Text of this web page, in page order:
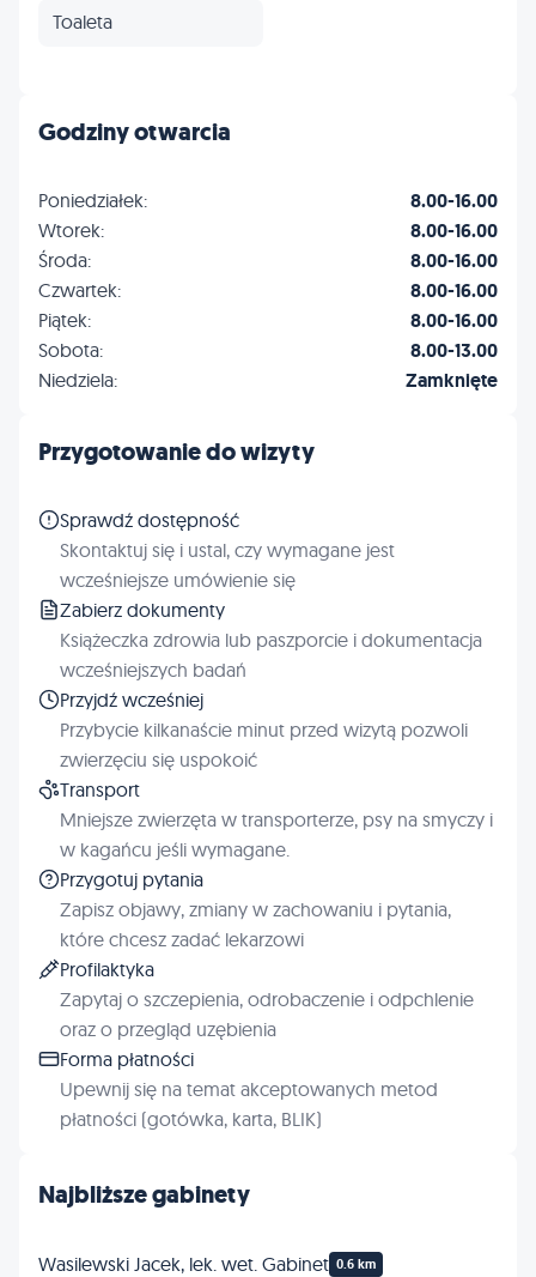
Toaleta
Najbliższe gabinety
Wasilewski Jacek, lek. wet. Gabinet 0.6 km
Godziny otwarcia
Poniedziałek: 8.00-16.00
Wtorek: 8.00-16.00
Środa: 8.00-16.00
Czwartek: 8.00-16.00
Piątek: 8.00-16.00
Sobota: 8.00-13.00
Niedziela: Zamknięte
Przygotowanie do wizyty
Sprawdź dostępność
Skontaktuj się i ustal, czy wymagane jest
wcześniejsze umówienie się
Zabierz dokumenty
Książeczka zdrowia lub paszporcie i dokumentacja
wcześniejszych badań
Przyjdź wcześniej
Przybycie kilkanaście minut przed wizytą pozwoli
zwierzęciu się uspokoić
Transport
Mniejsze zwierzęta w transporterze, psy na smyczy i
w kagańcu jeśli wymagane.
Przygotuj pytania
Zapisz objawy, zmiany w zachowaniu i pytania,
które chcesz zadać lekarzowi
Profilaktyka
Zapytaj o szczepienia, odrobaczenie i odpchlenie
oraz o przegląd uzębienia
Forma płatności
Upewnij się na temat akceptowanych metod
płatności (gotówka, karta, BLIK)